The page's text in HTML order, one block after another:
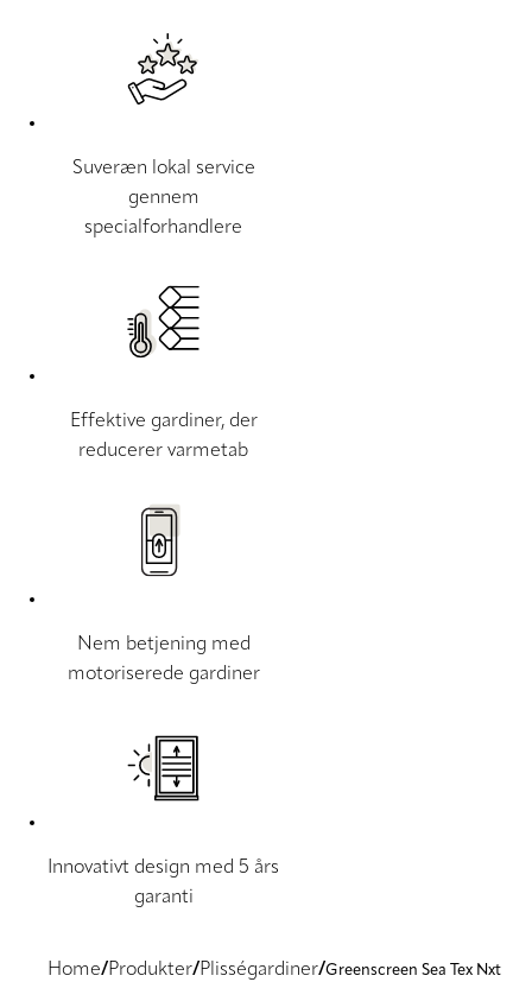
Suveræn lokal service
gennem
specialforhandlere
Effektive gardiner, der
reducerer varmetab
Nem betjening med
motoriserede gardiner
Innovativt design med 5 års
garanti
Home Produkter Plisségardiner Greenscreen Sea Tex Nxt